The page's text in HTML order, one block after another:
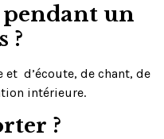
pendant un
?
et d’écoute, de chant, de
intérieure.
?